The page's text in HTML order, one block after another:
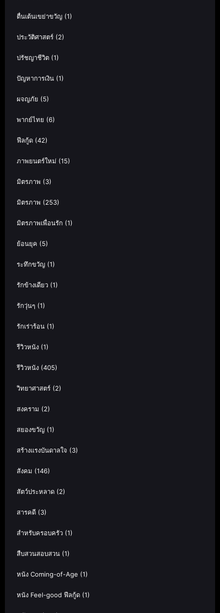
ตื่นเต้นเขย่าขวัญ (1)
ประวัติศาสตร์ (2)
ปรัชญาชีวิต (1)
ปัญหาการเงิน (1)
ผจญภัย (5)
พากย์ไทย (6)
ฟีลกู้ด (42)
ภาพยนตร์ใหม่ (15)
มิตรภาพ (3)
มิตรภาพ (253)
มิตรภาพเพื่อนรัก (1)
ย้อนยุค (5)
ระทึกขวัญ (1)
รักข้างเดียว (1)
รักวุ่นๆ (1)
รักเร่าร้อน (1)
รีวิวหนัง (1)
รีวิวหนัง (405)
วิทยาศาสตร์ (2)
สงคราม (2)
สยองขวัญ (1)
สร้างแรงบันดาลใจ (3)
สังคม (146)
สัตว์ประหลาด (2)
สารคดี (3)
สำหรับครอบครัว (1)
สืบสวนสอบสวน (1)
หนัง Coming-of-Age (1)
หนัง Feel-good ฟีลกู้ด (1)